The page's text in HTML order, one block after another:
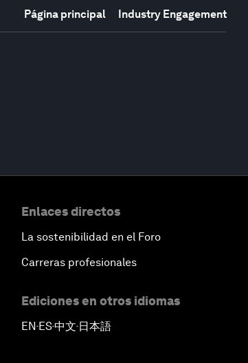
Página principal Industry Engagement
Enlaces directos
La sostenibilidad en el Foro
Carreras profesionales
Ediciones en otros idiomas
EN▪ES▪中文▪ 日本語